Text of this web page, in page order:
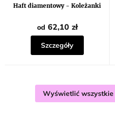
Haft diamentowy - Koleżanki
od 62,10 zł
Szczegóły
Wyświetlić